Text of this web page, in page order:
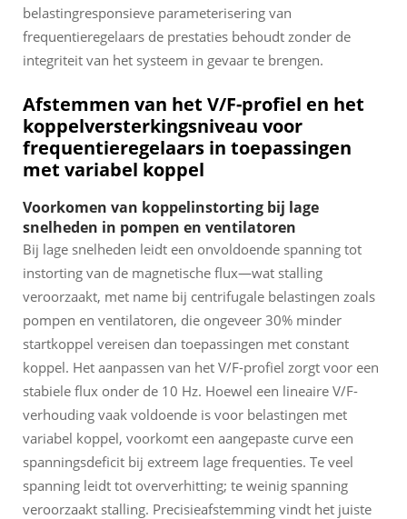
belastingresponsieve parameterisering van
frequentieregelaars de prestaties behoudt zonder de
integriteit van het systeem in gevaar te brengen.
Afstemmen van het V/F-profiel en het
koppelversterkingsniveau voor
frequentieregelaars in toepassingen
met variabel koppel
Voorkomen van koppelinstorting bij lage
snelheden in pompen en ventilatoren
Bij lage snelheden leidt een onvoldoende spanning tot
instorting van de magnetische flux—wat stalling
veroorzaakt, met name bij centrifugale belastingen zoals
pompen en ventilatoren, die ongeveer 30% minder
startkoppel vereisen dan toepassingen met constant
koppel. Het aanpassen van het V/F-profiel zorgt voor een
stabiele flux onder de 10 Hz. Hoewel een lineaire V/F-
verhouding vaak voldoende is voor belastingen met
variabel koppel, voorkomt een aangepaste curve een
spanningsdeficit bij extreem lage frequenties. Te veel
spanning leidt tot oververhitting; te weinig spanning
veroorzaakt stalling. Precisieafstemming vindt het juiste